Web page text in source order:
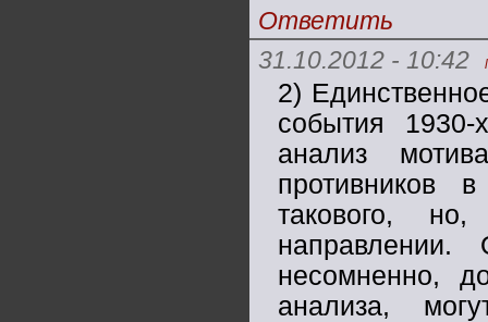
Ответить
31.10.2012 - 10:42
2)
события
анализ
противников
такового,
несомненно,
анализа,